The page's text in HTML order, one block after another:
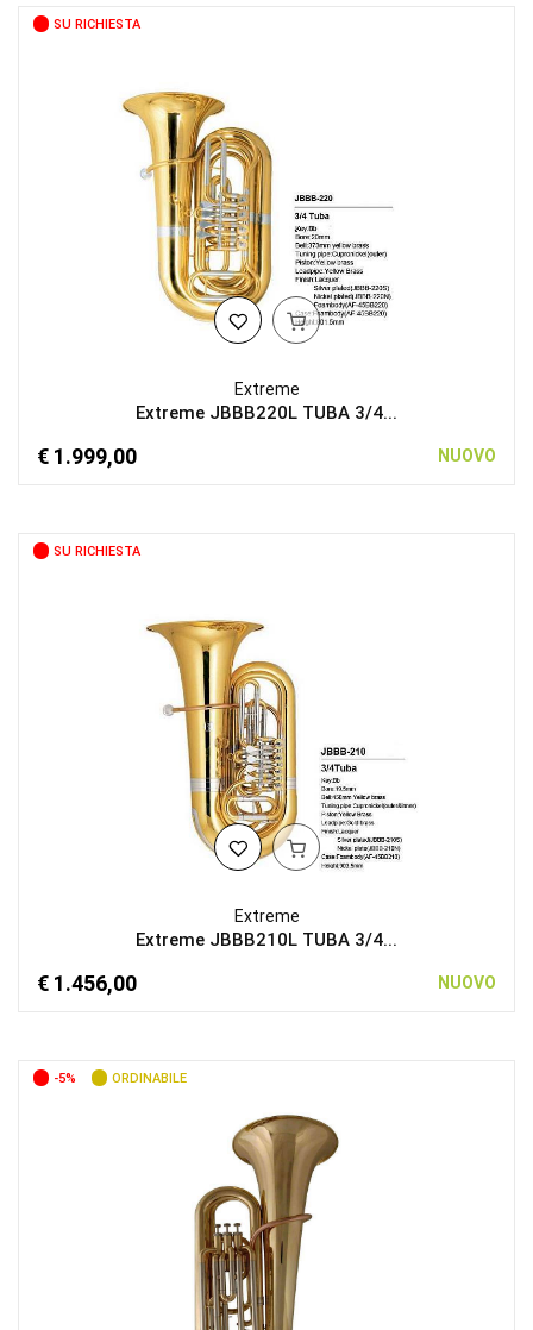
SU RICHIESTA
Extreme
Extreme JBBB220L TUBA 3/4...
€ 1.999,00 NUOVO
SU RICHIESTA
Extreme
Extreme JBBB210L TUBA 3/4...
€ 1.456,00 NUOVO
-5% ORDINABILE